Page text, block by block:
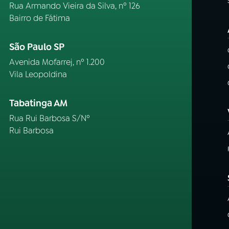
Rua Armando Vieira da Silva, nº 126
Bairro de Fátima
São Paulo SP
Avenida Mofarrej, nº 1.200
Vila Leopoldina
Tabatinga AM
Rua Rui Barbosa S/Nº
Rui Barbosa